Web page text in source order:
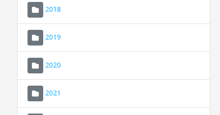
2018
2019
2020
2021